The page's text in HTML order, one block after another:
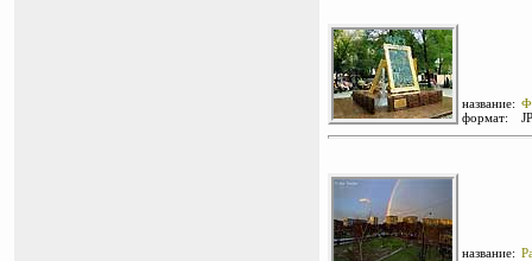
название:
формат:
название: